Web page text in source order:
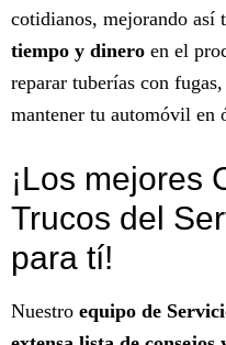
cotidianos, mejorando así
tiempo y dinero en el
reparar tuberías con
mantener tu automóvil en
¡Los mejores
Trucos del
para tí!
Nuestro equipo de